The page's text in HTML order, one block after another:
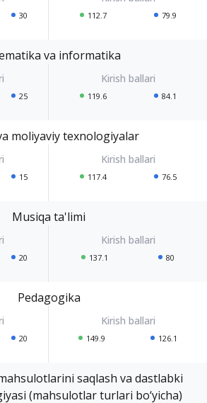
30 112.7 79.9
va informatika
25 119.6 84.1
moliyaviy texnologiyalar
15 117.4 76.5
Musiqa ta'limi
20 137.1 80
Pedagogika
20 149.9 126.1
saqlash va dastlabki
(mahsulotlar turlari bo‘yicha)